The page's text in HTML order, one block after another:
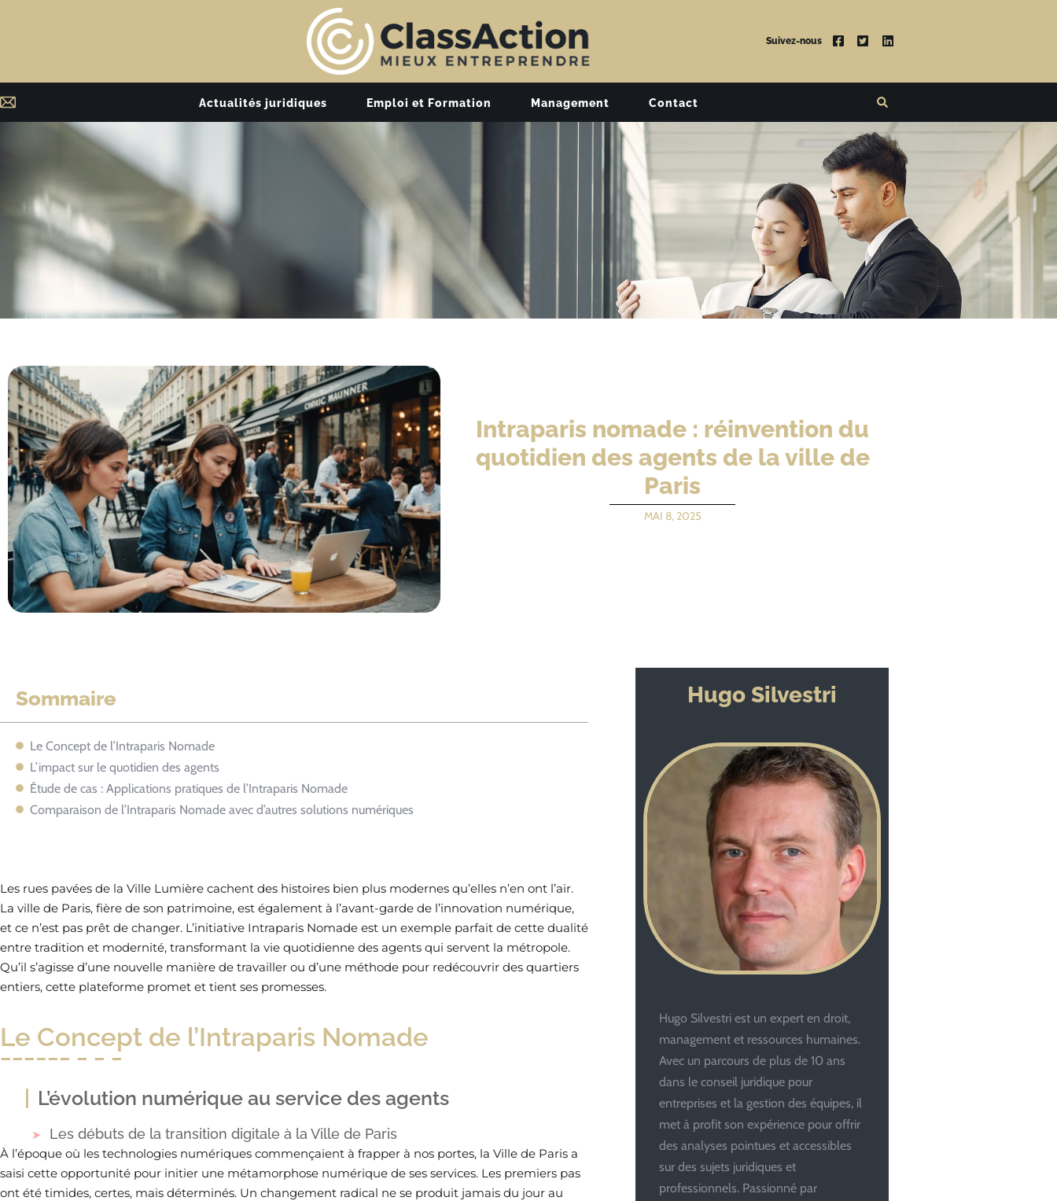
Suivez-nous
Actualités juridiques Emploi et Formation Management Contact
Intraparis nomade : réinvention du
quotidien des agents de la ville de
Paris
MAI 8, 2025
Sommaire
Le Concept de l’Intraparis Nomade
L’impact sur le quotidien des agents
Étude de cas : Applications pratiques de l’Intraparis Nomade
Comparaison de l’Intraparis Nomade avec d’autres solutions numériques
Les rues pavées de la Ville Lumière cachent des histoires bien plus modernes qu’elles n’en ont l’air.
La ville de Paris, fière de son patrimoine, est également à l’avant-garde de l’innovation numérique,
et ce n’est pas prêt de changer. L’initiative Intraparis Nomade est un exemple parfait de cette dualité
entre tradition et modernité, transformant la vie quotidienne des agents qui servent la métropole.
Qu’il s’agisse d’une nouvelle manière de travailler ou d’une méthode pour redécouvrir des quartiers
entiers, cette plateforme promet et tient ses promesses.
Le Concept de l’Intraparis Nomade
L’évolution numérique au service des agents
Les débuts de la transition digitale à la Ville de Paris
À l’époque où les technologies numériques commençaient à frapper à nos portes, la Ville de Paris a
saisi cette opportunité pour initier une métamorphose numérique de ses services. Les premiers pas
ont été timides, certes, mais déterminés. Un changement radical ne se produit jamais du jour au
Hugo Silvestri
Hugo Silvestri est un expert en droit,
management et ressources humaines.
Avec un parcours de plus de 10 ans
dans le conseil juridique pour
entreprises et la gestion des équipes, il
met à profit son expérience pour offrir
des analyses pointues et accessibles
sur des sujets juridiques et
professionnels. Passionné par